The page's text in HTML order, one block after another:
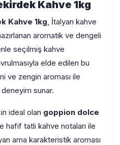
Kahve 1kg
Kahve 1kg, İtalyan kahve
aromatik ve dengeli
seçilmiş kahve
elde edilen bu
ve zengin aroması ile
sunar.
ideal olan goppion dolce
hafif tatlı kahve notaları ile
ama karakteristik aroması